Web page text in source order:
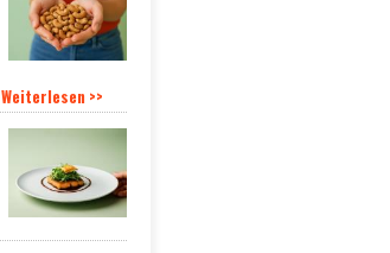
Weiterlesen >>